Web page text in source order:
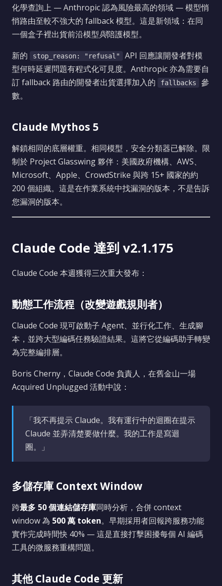
化學查詢上 — Anthropic 認為風險最高的領域 — 模型悄
悄路由至較不強大的 fallback 模型。這是新領域：在同
一個盒子裡出貨前沿模型與陪護模型。
新的
stop_reason: "refusal"
API 回應讓開發者對模
型何時延遲問題有程式化可見度。Anthropic 亦為需要自
訂 fallback 路由的開發者出貨選擇加入的
fallbacks
參
數。
Claude Mythos 5
解鎖相同的底層權重。相同模型，安全分類器已解除。限
制於 Project Glasswing 夥伴：美國政府機構、AWS、
Microsoft、Apple、CrowdStrike 與跨 15+ 國家的約
200 個組織。這是在作業系統中找漏洞的版本，不是告訴
您漏洞的版本。
Claude Code 達到 v2.1.175
Claude Code 本週獲得三次重大發布：
動態工作流程（改變遊戲規則者）
Claude Code 現可啟動子 Agent、並行化工作、生成腳
本，並跨大型編碼任務驗證結果。這將它從編碼助手轉變
為完整編排層。
Boris Cherny，Claude Code 負責人，在舊金山一場
Acquired Unplugged 活動中說：
「我不再提示 Claude。我有運行中的迴圈在提示
Claude 並弄清楚要做什麼。我的工作是寫迴
圈。」
多儲存庫 Context Window
跨最多 50 個連結儲存庫同時分析，合併 context
window 為 500 萬 token。早期採用者回報跨服務功能
實作完成時間快 40% — 這是直接打擊困擾每個 AI 編碼
工具的微服務重構問題。
其他 Claude Code 更新